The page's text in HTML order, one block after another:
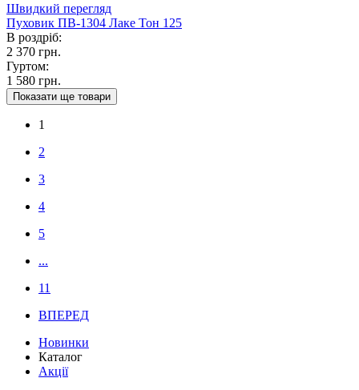
Швидкий перегляд
Пуховик ПВ-1304 Лаке Тон 125
В роздріб:
2 370 грн.
Гуртом:
1 580 грн.
Показати ще товари
1
2
3
4
5
...
11
ВПЕРЕД
Новинки
Каталог
Акції